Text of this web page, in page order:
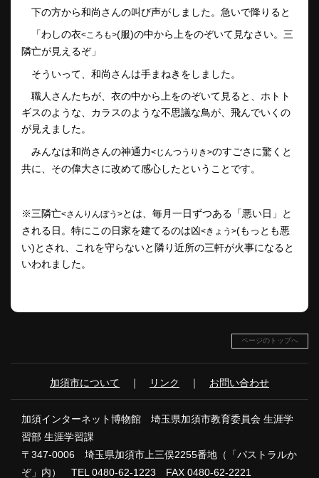
下の方から和尚さんの叫び声がしました。急いで降りると
「わしの衣<ころも>(服)の中から上をのぞいて見なさい。三
隣亡が見えるぞ」
そういって、和尚さんは手まねきをしました。
職人さんたちが、衣の中から上をのぞいて見ると、ホトト
ギスのような、カラスのような不思議な鳥が、飛んでいくの
が見えました。
みんなは和尚さんの神通力<じんつうりき>のすごさに驚くと
共に、その偉大さに改めて感心したということです。
※三隣亡<さんりんぼう>とは、毎月一日ずつある「悪い日」と
される日。特にこの日家を建てるのは凶<きょう>(もっとも悪
い)とされ、これを守らないと隣り近所の三軒が火事になると
いわれました。
ページのトップへ
加須市について ｜ リンク ｜ お問い合わせ
加須インターネット博物館 埼玉県加須市教育委員会 生涯学
習部 生涯学習課
〒347-0006 埼玉県加須市上三俣2255番地（「パストラルか
ぞ」内） TEL 0480-62-1223 FAX 0480-62-2221